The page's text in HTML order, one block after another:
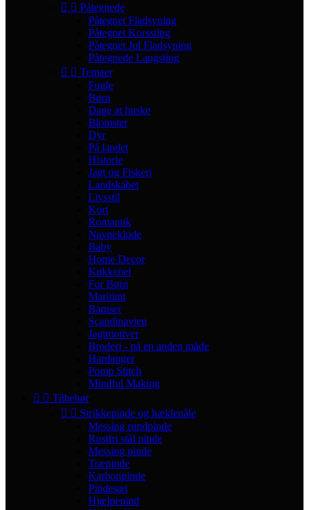
  Påtegnede
Påtegnet Fladsyning
Påtegnet Korssting
Påtegnet Jul Fladsyning
Påtegnede Langsting
  Temaer
Fugle
Børn
Dage at huske
Blomster
Dyr
På landet
Historie
Jagt og Fiskeri
Landskabet
Livsstil
Kort
Romantik
Navneklude
Baby
Home Decor
Køkkenet
For Børn
Maritimt
Bamser
Scandinavien
Jagtmotiver
Broderi - på en anden måde
Hardanger
Pomp Stitch
Mindful Making
  Tilbehør
  Strikkepinde og hæklenåle
Messing rundpinde
Rustfri stål pinde
Messing pinde
Træpinde
Karbonpinde
Pindesæt
Hjælpepind